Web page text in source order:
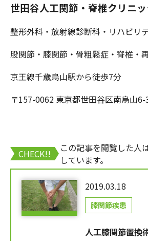
世田谷人工関節・脊椎クリニ
整形外科・放射線診断科・リハビリ
股関節・膝関節・骨粗鬆症・脊椎・
京王線千歳烏山駅から徒歩7分
〒157-0062 東京都世田谷区南烏山6-
CHECK!!
この記事を閲覧した人
しています。
2019.03.18
膝関節疾患
人工膝関節置換